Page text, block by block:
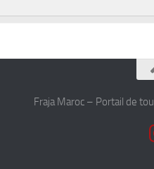
Fraja Maroc – Portail de